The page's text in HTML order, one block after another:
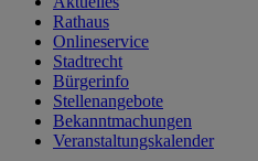
Rathaus
Onlineservice
Stadtrecht
Bürgerinfo
Stellenangebote
Bekanntmachungen
Veranstaltungskalender